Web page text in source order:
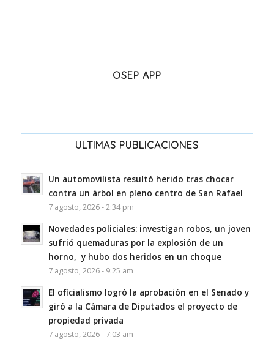
OSEP APP
ULTIMAS PUBLICACIONES
Un automovilista resultó herido tras chocar
contra un árbol en pleno centro de San Rafael
7 agosto, 2026 - 2:34 pm
Novedades policiales: investigan robos, un joven
sufrió quemaduras por la explosión de un
horno, y hubo dos heridos en un choque
7 agosto, 2026 - 9:25 am
El oficialismo logró la aprobación en el Senado y
giró a la Cámara de Diputados el proyecto de
propiedad privada
7 agosto, 2026 - 7:03 am